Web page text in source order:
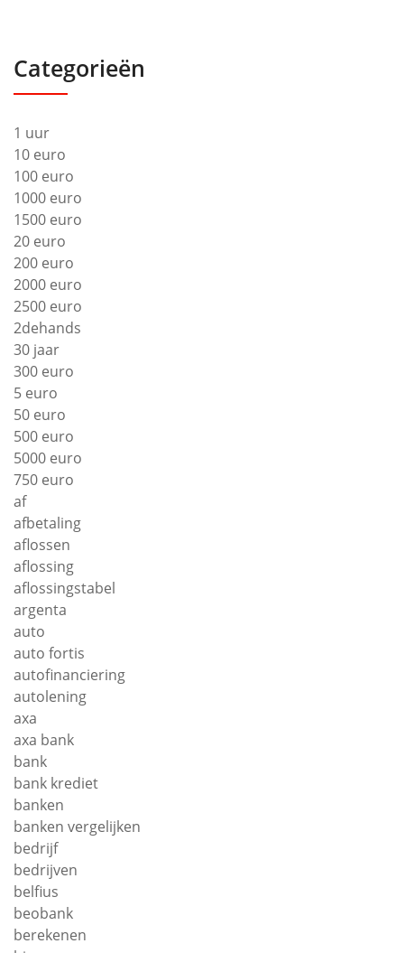
Categorieën
1 uur
10 euro
100 euro
1000 euro
1500 euro
20 euro
200 euro
2000 euro
2500 euro
2dehands
30 jaar
300 euro
5 euro
50 euro
500 euro
5000 euro
750 euro
af
afbetaling
aflossen
aflossing
aflossingstabel
argenta
auto
auto fortis
autofinanciering
autolening
axa
axa bank
bank
bank krediet
banken
banken vergelijken
bedrijf
bedrijven
belfius
beobank
berekenen